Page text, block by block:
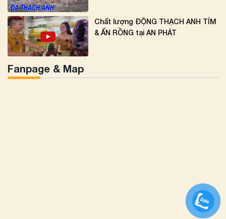
Chất lượng ĐỘNG THẠCH ANH TÍM
& ẤN RỒNG tại AN PHÁT
Fanpage & Map